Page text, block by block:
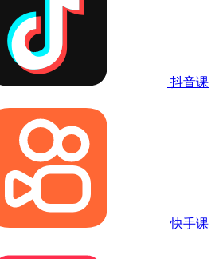
抖音课
快手课